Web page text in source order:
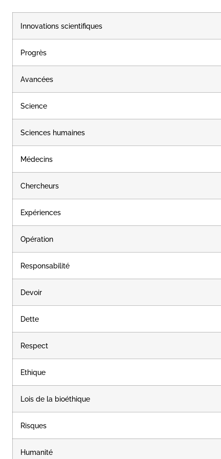
Innovations scientifiques
Progrès
Avancées
Science
Sciences humaines
Médecins
Chercheurs
Expériences
Opération
Responsabilité
Devoir
Dette
Respect
Ethique
Lois de la bioéthique
Risques
Humanité